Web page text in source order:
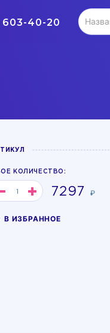
603-40-20
КОЛИЧЕСТВО:
7297 ₽
В ИЗБРАННОЕ